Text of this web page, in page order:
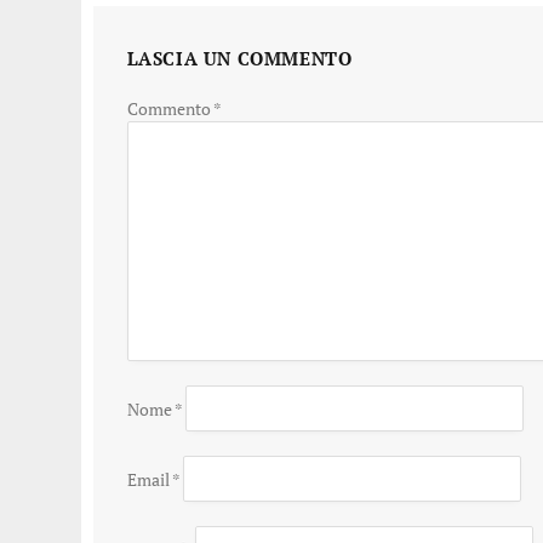
LASCIA UN COMMENTO
Commento *
Nome*
Email *